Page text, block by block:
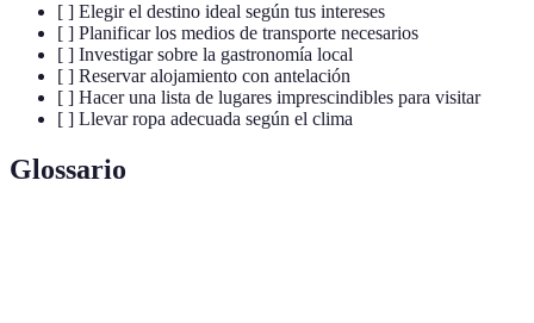
[ ] Elegir el destino ideal según tus intereses
[ ] Planificar los medios de transporte necesarios
[ ] Investigar sobre la gastronomía local
[ ] Reservar alojamiento con antelación
[ ] Hacer una lista de lugares imprescindibles para visitar
[ ] Llevar ropa adecuada según el clima
Glossario